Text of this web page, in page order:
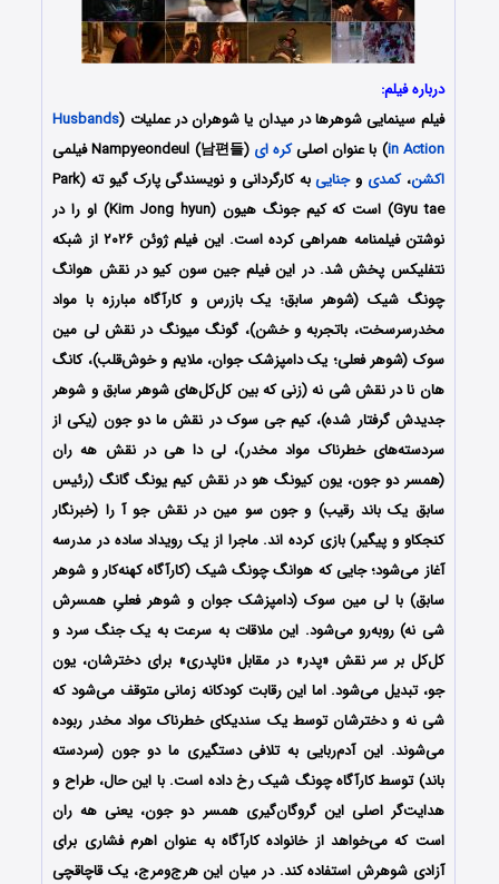
درباره فیلم:
فیلم سینمایی شوهرها در میدان یا شوهران در عملیات (Husbands
in Action) با عنوان اصلیکره ای Nampyeondeul (남편들) فیلمی
اکشن،کمدی وجنایی
به کارگردانی و نویسندگی پارک گیو ته (Park
Gyu tae) است که کیم جونگ هیون (Kim Jong hyun) او را در
نوشتن فیلمنامه همراهی کرده است. این فیلم ژوئن ۲۰۲۶ از شبکه
نتفلیکس پخش شد. در این فیلم جین سون کیو در نقش هوانگ
چونگ شیک (شوهر سابق؛ یک بازرس و کارآگاه مبارزه با مواد
مخدرسرسخت، باتجربه و خشن)، گونگ میونگ در نقش لی مین
سوک (شوهر فعلی؛ یک دامپزشک جوان، ملایم و خوش‌قلب)، کانگ
هان نا در نقش شی نه (زنی که بین کل‌کل‌های شوهر سابق و شوهر
جدیدش گرفتار شده)، کیم جی سوک در نقش ما دو جون (یکی از
سردسته‌های خطرناک مواد مخدر)، لی دا هی در نقش هه ران
(همسر دو جون، یون کیونگ هو در نقش کیم یونگ گانگ (رئیس
سابق یک باند رقیب) و جون سو مین در نقش جو آ را (خبرنگار
کنجکاو و پیگیر) بازی کرده اند. ماجرا از یک رویداد ساده در مدرسه
آغاز می‌شود؛ جایی که هوانگ چونگ شیک (کارآگاه کهنه‌کار و شوهر
سابق) با لی مین سوک (دامپزشک جوان و شوهر فعلیِ همسرش
شی نه) روبه‌رو می‌شود. این ملاقات به سرعت به یک جنگ سرد و
کل‌کل بر سر نقش «پدر» در مقابل «ناپدری» برای دخترشان، یون
جو، تبدیل می‌شود. اما این رقابت کودکانه زمانی متوقف می‌شود که
شی نه و دخترشان توسط یک سندیکای خطرناک مواد مخدر ربوده
می‌شوند. این آدم‌ربایی به تلافی دستگیری ما دو جون (سردسته
باند) توسط کارآگاه چونگ شیک رخ داده است. با این حال، طراح و
هدایت‌گر اصلی این گروگان‌گیری همسر دو جون، یعنی هه ران
است که می‌خواهد از خانواده کارآگاه به عنوان اهرم فشاری برای
آزادی شوهرش استفاده کند. در میان این هرج‌ومرج، یک قاچاقچی